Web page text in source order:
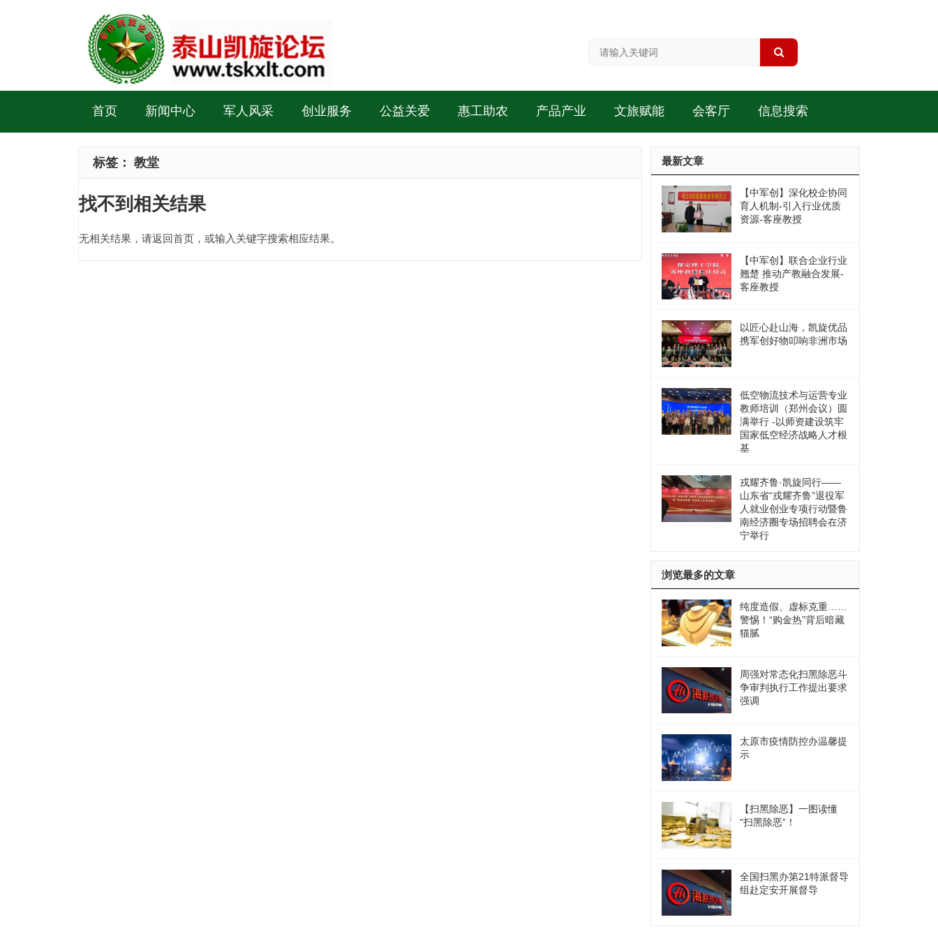
首页 新闻中心 军人风采 创业服务 公益关爱 惠工助农 产品产业 文旅赋能 会客厅 信息搜索
标签： 教堂
找不到相关结果
无相关结果，请返回首页，或输入关键字搜索相应结果。
最新文章
【中军创】深化校企协同
育人机制-引入行业优质
资源-客座教授
【中军创】联合企业行业
翘楚 推动产教融合发展-
客座教授
以匠心赴山海，凯旋优品
携军创好物叩响非洲市场
低空物流技术与运营专业
教师培训（郑州会议）圆
满举行 -以师资建设筑牢
国家低空经济战略人才根
基
戎耀齐鲁·凯旋同行——
山东省“戎耀齐鲁”退役军
人就业创业专项行动暨鲁
南经济圈专场招聘会在济
宁举行
浏览最多的文章
纯度造假、虚标克重……
警惕！“购金热”背后暗藏
猫腻
周强对常态化扫黑除恶斗
争审判执行工作提出要求
强调
太原市疫情防控办温馨提
示
【扫黑除恶】一图读懂
“扫黑除恶”！
全国扫黑办第21特派督导
组赴定安开展督导